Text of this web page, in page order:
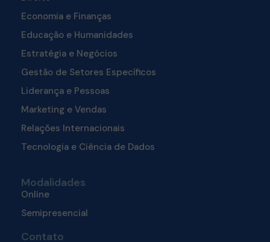
Economia e Finanças
Educação e Humanidades
Estratégia e Negócios
Gestão de Setores Específicos
Liderança e Pessoas
Marketing e Vendas
Relações Internacionais
Tecnologia e Ciência de Dados
Modalidades
Online
Semipresencial
Contato